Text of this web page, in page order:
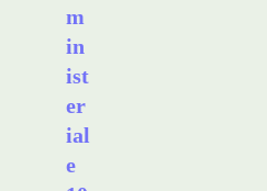
m
in
ist
er
ial
e